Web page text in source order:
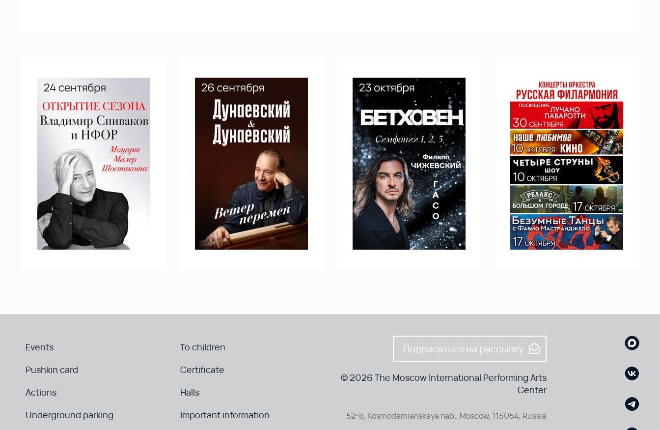
Events
To children
Pushkin card
Certificate
Actions
Halls
Underground parking
Important information
Подписаться на рассылку
© 2026 The Moscow International Performing Arts
Center
52-8, Kosmodamianskaya nab., Moscow, 115054, Russia